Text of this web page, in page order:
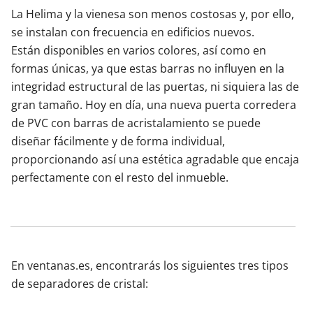
La Helima y la vienesa son menos costosas y, por ello,
se instalan con frecuencia en edificios nuevos.
Están disponibles en varios colores, así como en
formas únicas, ya que estas barras no influyen en la
integridad estructural de las puertas, ni siquiera las de
gran tamaño. Hoy en día, una nueva puerta corredera
de PVC con barras de acristalamiento se puede
diseñar fácilmente y de forma individual,
proporcionando así una estética agradable que encaja
perfectamente con el resto del inmueble.
En ventanas.es, encontrarás los siguientes tres tipos
de separadores de cristal: